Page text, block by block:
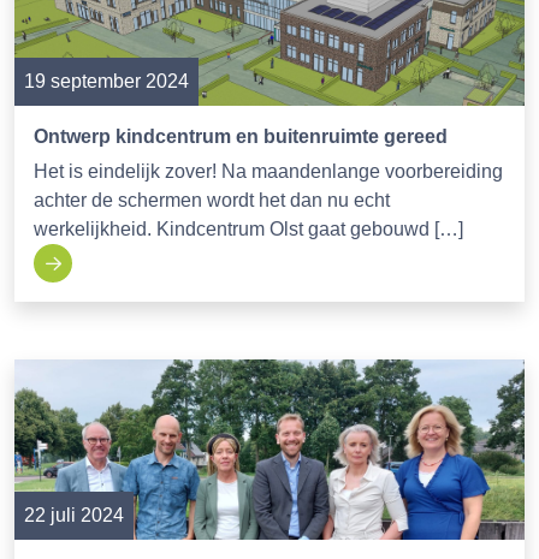
19 september 2024
Ontwerp kindcentrum en buitenruimte gereed
Het is eindelijk zover! Na maandenlange voorbereiding
achter de schermen wordt het dan nu echt
werkelijkheid. Kindcentrum Olst gaat gebouwd […]
22 juli 2024